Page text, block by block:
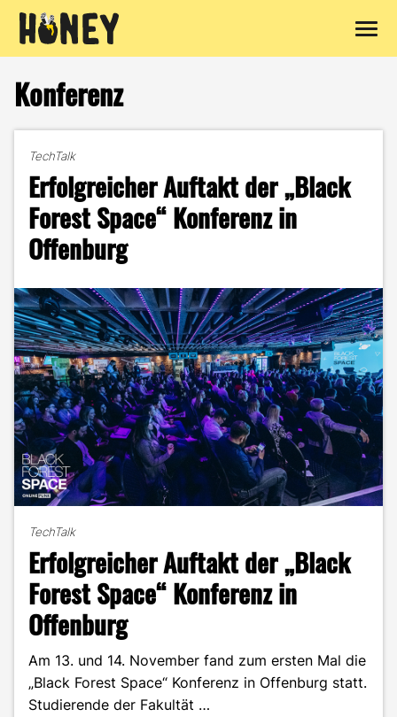
Inhalt
springen
Konferenz
TechTalk
Erfolgreicher Auftakt der „Black
Forest Space“ Konferenz in
Offenburg
TechTalk
Erfolgreicher Auftakt der „Black
Forest Space“ Konferenz in
Offenburg
Am 13. und 14. November fand zum ersten Mal die
„Black Forest Space“ Konferenz in Offenburg statt.
Studierende der Fakultät …